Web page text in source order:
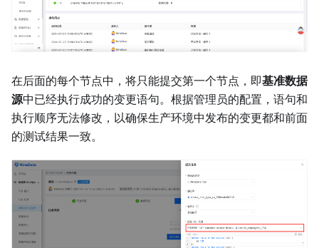
在后面的每个节点中，将只能提交第一个节点，即基准数据
源中已经执行成功的变更语句。根据管理员的配置，语句和
执行顺序无法修改，以确保生产环境中发布的变更都和前面
的测试结果一致。